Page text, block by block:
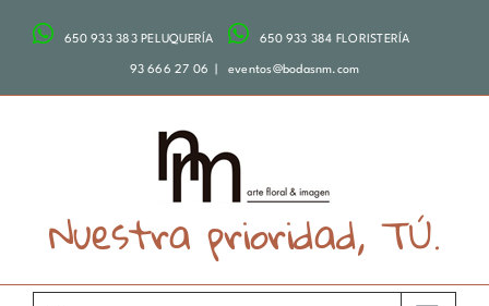
650 933 383 PELUQUERÍA 650 933 384 FLORISTERÍA
93 666 27 06 eventos@bodasnm.com
Nuestra prioridad, TÚ.